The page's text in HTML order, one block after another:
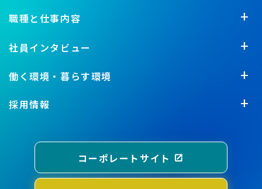
職種と仕事内容
社員インタビュー
働く環境・暮らす環境
採用情報
コーポレートサイト